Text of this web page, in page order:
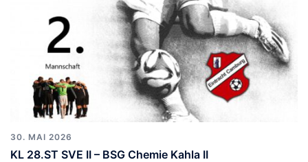
30. MAI 2026
KL 28.ST SVE II – BSG Chemie Kahla II